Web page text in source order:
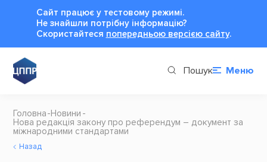
Сайт працює у тестовому режимі.
Не знайшли потрібну інформацію?
Cкористайтеся попередньою версією сайту.
Пошук Меню
Головна Новини
Нова редакція закону про референдум – документ за
міжнародними стандартами
Назад